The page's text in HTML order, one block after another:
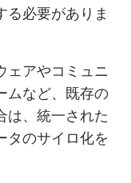
る必要がありま
ェアやコミュニ
ムなど、既存の
は、統一された
タのサイロ化を